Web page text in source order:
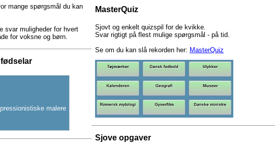
mange spørgsmål du kan
svar muligheder for hvert
for voksne og børn.
malere
MasterQuiz
Sjovt og enkelt quizspil for de kvikke.
Svar rigtigt på flest mulige spørgsmål - på tid.
Se om du kan slå rekorden her: MasterQuiz
Sjove opgaver